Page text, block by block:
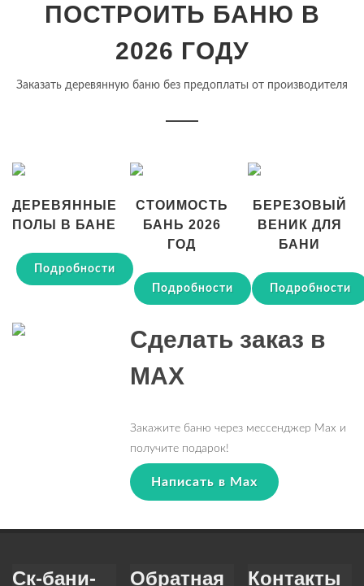
ПОСТРОИТЬ БАНЮ В
2026 ГОДУ
Заказать деревянную баню без предоплаты от производителя
ДЕРЕВЯННЫЕ
ПОЛЫ В БАНЕ
Подробности
СТОИМОСТЬ
БАНЬ 2026
ГОД
Подробности
БЕРЕЗОВЫЙ
ВЕНИК ДЛЯ
БАНИ
Подробности
Сделать заказ в
MAX
Закажите баню через мессенджер Max и
получите подарок!
Написать в Max
Ск-бани-
Обратная
Контакты